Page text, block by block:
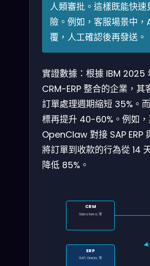
人類審批。這樣既能快
險。例如，客服場景中，
覆，人工確認後再發送。
實證數據：根據 IBM 2025
CRM-ERP 整合的企業，
訂單處理週期縮短 35%。
標再提升 40-60%。例如
OpenClaw 對接 SAP
將訂單到收款的行為從 14
降低 85%。
CRM
Salesforce, 等
ERP
SAP, Oracle, 等